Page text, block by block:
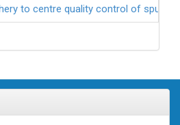
to centre quality control of